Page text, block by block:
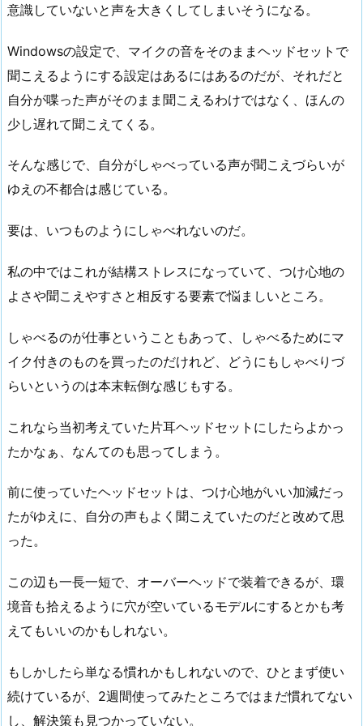
意識していないと声を大きくしてしまいそうになる。
Windowsの設定で、マイクの音をそのままヘッドセットで
聞こえるようにする設定はあるにはあるのだが、それだと
自分が喋った声がそのまま聞こえるわけではなく、ほんの
少し遅れて聞こえてくる。
そんな感じで、自分がしゃべっている声が聞こえづらいが
ゆえの不都合は感じている。
要は、いつものようにしゃべれないのだ。
私の中ではこれが結構ストレスになっていて、つけ心地の
よさや聞こえやすさと相反する要素で悩ましいところ。
しゃべるのが仕事ということもあって、しゃべるためにマ
イク付きのものを買ったのだけれど、どうにもしゃべりづ
らいというのは本末転倒な感じもする。
これなら当初考えていた片耳ヘッドセットにしたらよかっ
たかなぁ、なんてのも思ってしまう。
前に使っていたヘッドセットは、つけ心地がいい加減だっ
たがゆえに、自分の声もよく聞こえていたのだと改めて思
った。
この辺も一長一短で、オーバーヘッドで装着できるが、環
境音も拾えるように穴が空いているモデルにするとかも考
えてもいいのかもしれない。
もしかしたら単なる慣れかもしれないので、ひとまず使い
続けているが、2週間使ってみたところではまだ慣れてない
し、解決策も見つかっていない。